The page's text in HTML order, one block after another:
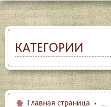
КАТЕГОРИИ
Главная страница
...